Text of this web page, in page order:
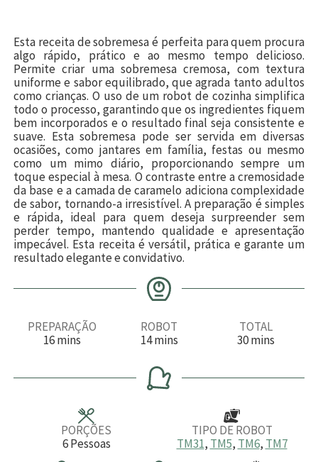
Esta receita de sobremesa é perfeita para quem procura
algo rápido, prático e ao mesmo tempo delicioso.
Permite criar uma sobremesa cremosa, com textura
uniforme e sabor equilibrado, que agrada tanto adultos
como crianças. O uso de um robot de cozinha simplifica
todo o processo, garantindo que os ingredientes fiquem
bem incorporados e o resultado final seja consistente e
suave. Esta sobremesa pode ser servida em diversas
ocasiões, como jantares em família, festas ou mesmo
como um mimo diário, proporcionando sempre um
toque especial à mesa. O contraste entre a cremosidade
da base e a camada de caramelo adiciona complexidade
de sabor, tornando-a irresistível. A preparação é simples
e rápida, ideal para quem deseja surpreender sem
perder tempo, mantendo qualidade e apresentação
impecável. Esta receita é versátil, prática e garante um
resultado elegante e convidativo.
PREPARAÇÃO
16m
u
mins
ROBOT
14m
n
u
t
mins
TOTAL
30m
u
mins
PORÇÕES
6 Pessoas
TIPO DE ROBOT
TM31, TM5, TM6, TM7